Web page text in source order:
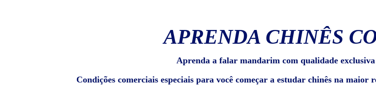
APRENDA CHINÊS
Aprenda a falar mandarim com qualidade
Condições comerciais especiais para você começar a estudar chinês na